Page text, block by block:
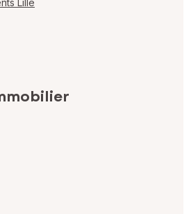
Lille